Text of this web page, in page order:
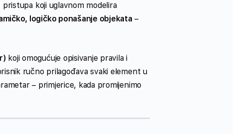
koji uglavnom modelira
logičko ponašanje objekata –
koji omogućuje opisivanje pravila i
ručno prilagođava svaki element u
– primjerice, kada promijenimo